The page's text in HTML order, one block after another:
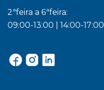
2ªfeira a 6ªfeira:
09:00-13:00 | 14:00-17:00